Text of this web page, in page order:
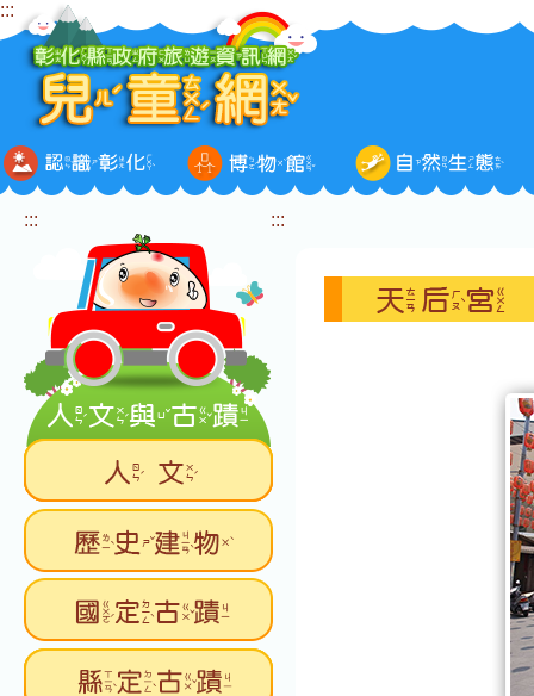
跳
到
主
要
內
容
區
:::
::: :::